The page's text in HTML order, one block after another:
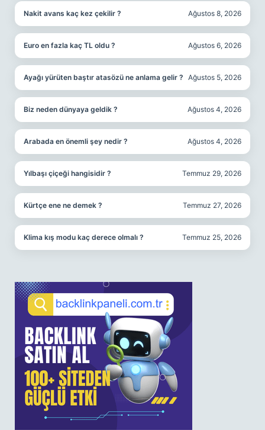
Nakit avans kaç kez çekilir ? Ağustos 8, 2026
Euro en fazla kaç TL oldu ? Ağustos 6, 2026
Ayağı yürüten baştır atasözü ne anlama gelir ? Ağustos 5, 2026
Biz neden dünyaya geldik ? Ağustos 4, 2026
Arabada en önemli şey nedir ? Ağustos 4, 2026
Yılbaşı çiçeği hangisidir ? Temmuz 29, 2026
Kürtçe ene ne demek ? Temmuz 27, 2026
Klima kış modu kaç derece olmalı ? Temmuz 25, 2026